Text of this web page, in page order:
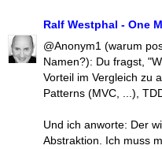
Ralf Westphal - One
@Anonym1 (warum
Namen?): Du fragst,
Vorteil im Vergleich zu
Patterns (MVC, ...),
Und ich anworte: Der
Abstraktion. Ich muss